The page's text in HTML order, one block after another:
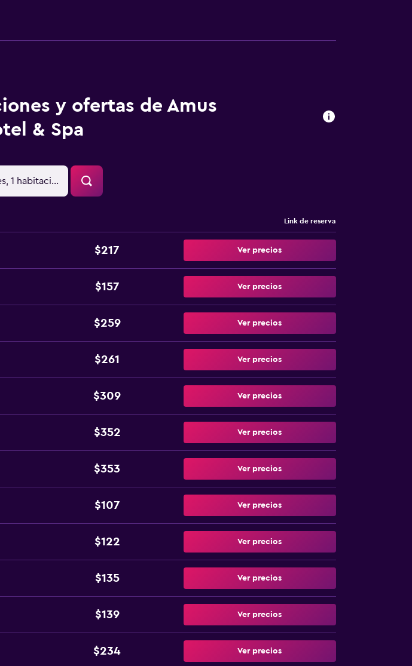
y ofertas de Amus
& Spa
1 habitación
Link de reserva
$217 Ver precios
$157 Ver precios
$259 Ver precios
$261 Ver precios
$309 Ver precios
$352 Ver precios
$353 Ver precios
$107 Ver precios
$122 Ver precios
$135 Ver precios
$139 Ver precios
$234 Ver precios